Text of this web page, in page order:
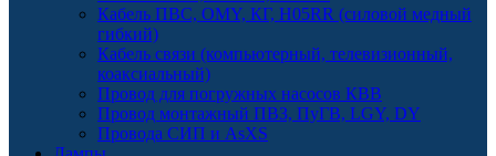
Кабель ПВС, OMY, КГ, H05RR (силовой медный
гибкий)
Кабель связи (компьютерный, телевизионный,
коаксиальный)
Провод для погружных насосов КВВ
Провод монтажный ПВЗ, ПуГВ, LGY, DY
Провода СИП и AsXS